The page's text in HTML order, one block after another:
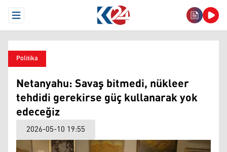
Open Menu
Politika
Netanyahu: Savaş bitmedi, nükleer
tehdidi gerekirse güç kullanarak yok
edeceğiz
2026-05-10 19:55